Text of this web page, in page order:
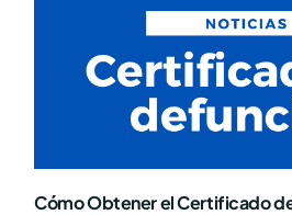
Cómo Obtener el Certificado